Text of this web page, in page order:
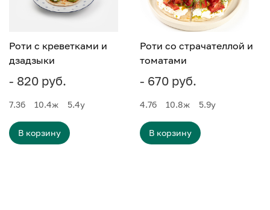
Роти с креветками и
дзадзыки
- 820 руб.
7.3б 10.4ж 5.4у
В корзину
Роти со страчателлой и
томатами
- 670 руб.
4.7б 10.8ж 5.9у
В корзину